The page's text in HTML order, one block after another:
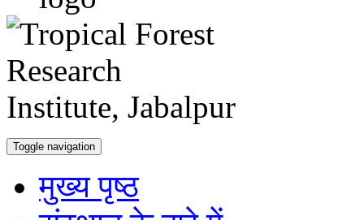
Toggle navigation
मुख्य पृष्ठ